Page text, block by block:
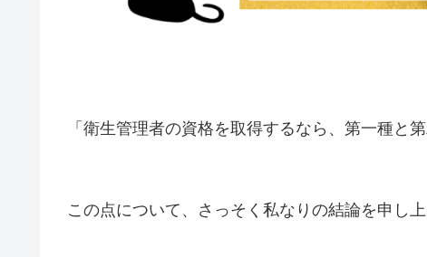
「衛生管理者の資格を取得するなら、第一種と
この点について、さっそく私なりの結論を申し上